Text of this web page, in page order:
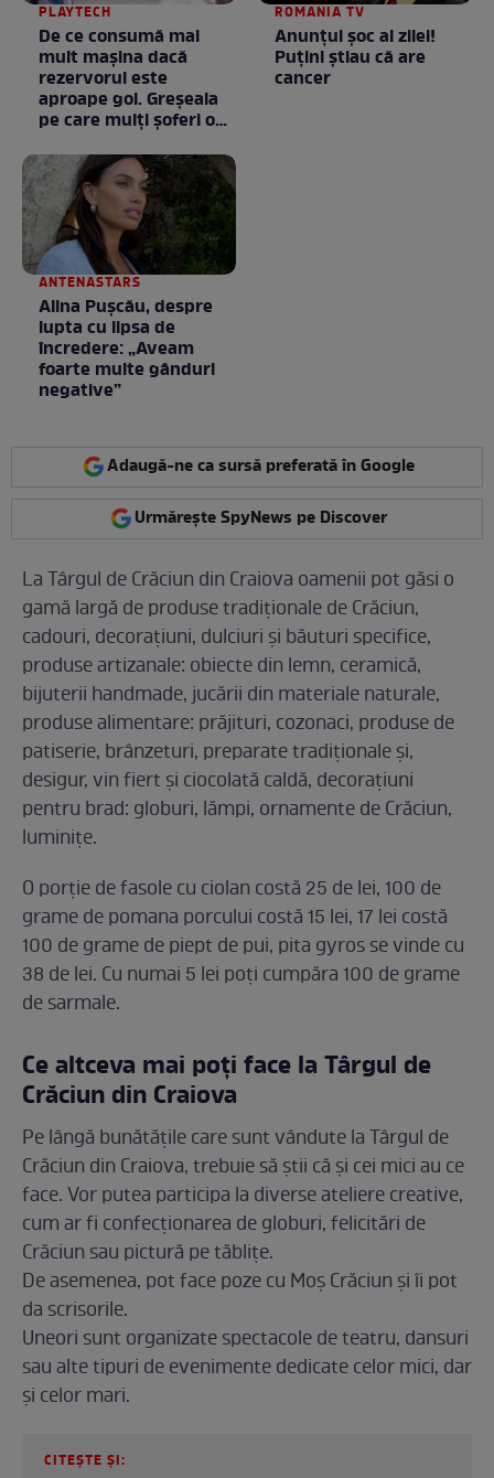
PLAYTECH
De ce consumă mai
mult mașina dacă
rezervorul este
aproape gol. Greșeala
pe care mulți șoferi o
ROMANIA TV
Anunţul şoc al zilei!
Puţini ştiau că are
cancer
ANTENASTARS
Alina Pușcău, despre
lupta cu lipsa de
încredere: „Aveam
foarte multe gânduri
negative”
Adaugă-ne ca sursă preferată în Google
Urmărește SpyNews pe Discover
La Târgul de Crăciun din Craiova oamenii pot găsi o
gamă largă de produse tradiționale de Crăciun,
cadouri, decorațiuni, dulciuri și băuturi specifice,
produse artizanale: obiecte din lemn, ceramică,
bijuterii handmade, jucării din materiale naturale,
produse alimentare: prăjituri, cozonaci, produse de
patiserie, brânzeturi, preparate tradiționale și,
desigur, vin fiert și ciocolată caldă, decorațiuni
pentru brad: globuri, lămpi, ornamente de Crăciun,
luminițe.
O porție de fasole cu ciolan costă 25 de lei, 100 de
grame de pomana porcului costă 15 lei, 17 lei costă
100 de grame de piept de pui, pita gyros se vinde cu
38 de lei. Cu numai 5 lei poți cumpăra 100 de grame
de sarmale.
Ce altceva mai poți face la Târgul de
Crăciun din Craiova
Pe lângă bunătățile care sunt vândute la Târgul de
Crăciun din Craiova, trebuie să știi că și cei mici au ce
face. Vor putea participa la diverse ateliere creative,
cum ar fi confecționarea de globuri, felicitări de
Crăciun sau pictură pe tăblițe.
De asemenea, pot face poze cu Moș Crăciun și îi pot
da scrisorile.
Uneori sunt organizate spectacole de teatru, dansuri
sau alte tipuri de evenimente dedicate celor mici, dar
și celor mari.
CITEȘTE ȘI: